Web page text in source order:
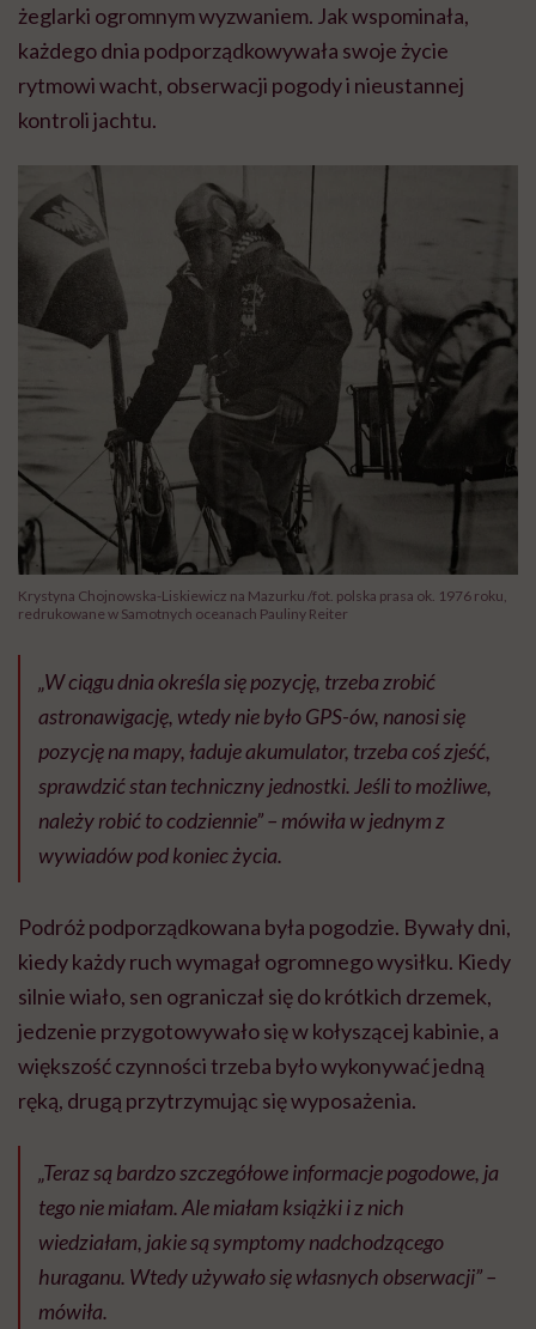
żeglarki ogromnym wyzwaniem. Jak wspominała,
każdego dnia podporządkowywała swoje życie
rytmowi wacht, obserwacji pogody i nieustannej
kontroli jachtu.
Krystyna Chojnowska-Liskiewicz na Mazurku /fot. polska prasa ok. 1976 roku,
redrukowane w Samotnych oceanach Pauliny Reiter
„W ciągu dnia określa się pozycję, trzeba zrobić
astronawigację, wtedy nie było GPS-ów, nanosi się
pozycję na mapy, ładuje akumulator, trzeba coś zjeść,
sprawdzić stan techniczny jednostki. Jeśli to możliwe,
należy robić to codziennie”– mówiła w jednym z
wywiadów pod koniec życia.
Podróż podporządkowana była pogodzie. Bywały dni,
kiedy każdy ruch wymagał ogromnego wysiłku. Kiedy
silnie wiało, sen ograniczał się do krótkich drzemek,
jedzenie przygotowywało się w kołyszącej kabinie, a
większość czynności trzeba było wykonywać jedną
ręką, drugą przytrzymując się wyposażenia.
„Teraz są bardzo szczegółowe informacje pogodowe, ja
tego nie miałam. Ale miałam książki i z nich
wiedziałam, jakie są symptomy nadchodzącego
huraganu. Wtedy używało się własnych obserwacji” –
mówiła.